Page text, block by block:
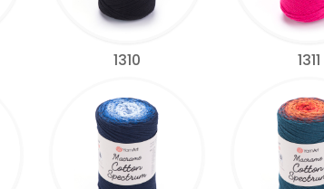
1310 1311